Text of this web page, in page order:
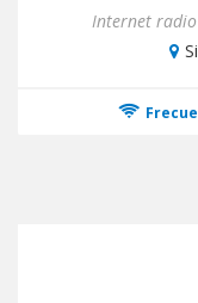
Internet radio